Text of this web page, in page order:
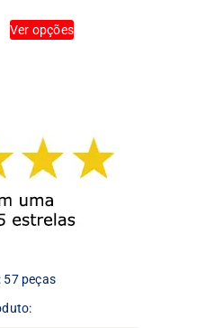
Ver opçõesproduto
opções
podem
ser
na
57 peças